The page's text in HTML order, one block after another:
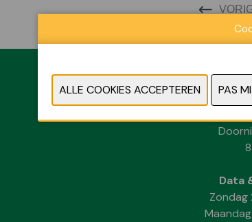
Data
Zondag